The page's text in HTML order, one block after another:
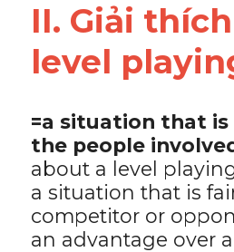
Writing
Reading
II. Giải
level
=a situation that
the people
about a level
a situation that is
competitor or
an advantage over